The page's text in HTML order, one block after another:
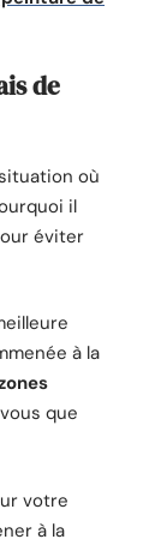
de
où
il
éviter
à la
que
votre
à la